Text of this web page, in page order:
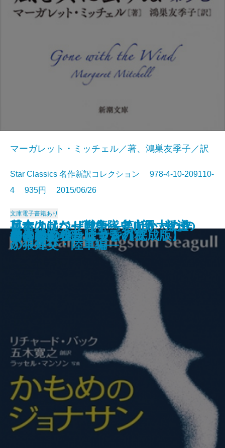
チンネの裁き
日本人はなぜ戦争へと向かったの
か―果てしなき戦線拡大編―
なめらかで熱くて甘苦しくて
残穢
魚のように
兵士は起つ―自衛隊史上最大の作
戦―
黙示
アニバーサリー
風の払暁―満州国演義一―
風と共に去りぬ 第5巻
マーガレット・ミッチェル／著、鴻巣友季子／訳
Star Classics 名作新訳コレクション 978-4-10-209110-
4 935円 2015/06/26
文庫電子書籍あり
かもめのジョナサン【完成版】
革命のリベリオン―第II部 叛逆
の狼煙―
君と過ごした嘘つきの秋
なきむし姫
何者
ニュータウンは黄昏れて
神の棘I
神の棘II
肉体の鎮魂歌
日本人はなぜ戦争へと向かったの
か―外交・陸軍編―